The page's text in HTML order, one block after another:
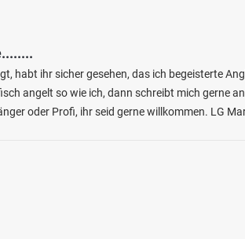
habt ihr sicher gesehen, das ich begeisterte
angelt so wie ich, dann schreibt mich gerne
oder Profi, ihr seid gerne willkommen. LG